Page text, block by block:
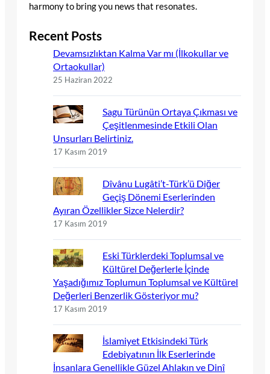
harmony to bring you news that resonates.
Recent Posts
Devamsızlıktan Kalma Var mı (İlkokullar ve
Ortaokullar)
25 Haziran 2022
Sagu Türünün Ortaya Çıkması ve
Çeşitlenmesinde Etkili Olan
Unsurları Belirtiniz.
17 Kasım 2019
Dîvânu Lugâti’t-Türk’ü Diğer
Geçiş Dönemi Eserlerinden
Ayıran Özellikler Sizce Nelerdir?
17 Kasım 2019
Eski Türklerdeki Toplumsal ve
Kültürel Değerlerle İçinde
Yaşadığımız Toplumun Toplumsal ve Kültürel
Değerleri Benzerlik Gösteriyor mu?
17 Kasım 2019
İslamiyet Etkisindeki Türk
Edebiyatının İlk Eserlerinde
İnsanlara Genellikle Güzel Ahlakın ve Dinî